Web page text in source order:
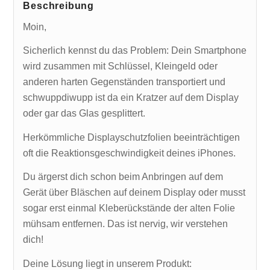
Beschreibung
Moin,
Sicherlich kennst du das Problem: Dein Smartphone
wird zusammen mit Schlüssel, Kleingeld oder
anderen harten Gegenständen transportiert und
schwuppdiwupp ist da ein Kratzer auf dem Display
oder gar das Glas gesplittert.
Herkömmliche Displayschutzfolien beeinträchtigen
oft die Reaktionsgeschwindigkeit deines iPhones.
Du ärgerst dich schon beim Anbringen auf dem
Gerät über Bläschen auf deinem Display oder musst
sogar erst einmal Kleberückstände der alten Folie
mühsam entfernen. Das ist nervig, wir verstehen
dich!
Deine Lösung liegt in unserem Produkt: